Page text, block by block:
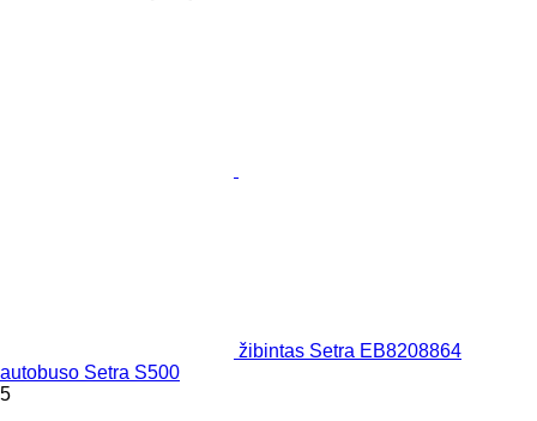
žibintas Setra EB8208864
autobuso Setra S500
5